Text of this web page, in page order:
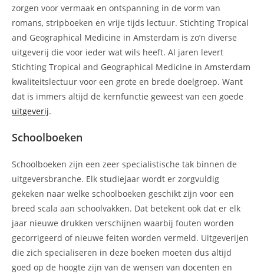
zorgen voor vermaak en ontspanning in de vorm van
romans, stripboeken en vrije tijds lectuur. Stichting Tropical
and Geographical Medicine in Amsterdam is zo’n diverse
uitgeverij die voor ieder wat wils heeft. Al jaren levert
Stichting Tropical and Geographical Medicine in Amsterdam
kwaliteitslectuur voor een grote en brede doelgroep. Want
dat is immers altijd de kernfunctie geweest van een goede
uitgeverij.
Schoolboeken
Schoolboeken zijn een zeer specialistische tak binnen de
uitgeversbranche. Elk studiejaar wordt er zorgvuldig
gekeken naar welke schoolboeken geschikt zijn voor een
breed scala aan schoolvakken. Dat betekent ook dat er elk
jaar nieuwe drukken verschijnen waarbij fouten worden
gecorrigeerd of nieuwe feiten worden vermeld. Uitgeverijen
die zich specialiseren in deze boeken moeten dus altijd
goed op de hoogte zijn van de wensen van docenten en